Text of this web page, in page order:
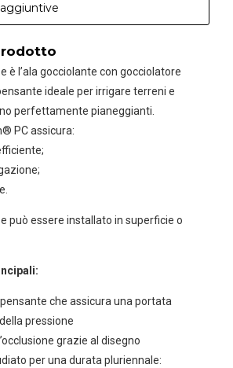
è l’ala gocciolante con gocciolatore
ideale per irrigare terreni e
perfettamente pianeggianti.
PC assicura:
può essere installato in superficie o
che assicura una portata
pressione
grazie al disegno
per una durata pluriennale: